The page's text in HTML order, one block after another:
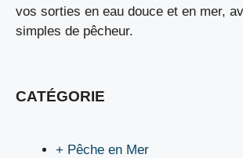
vos sorties en eau douce et en mer,
simples de pêcheur.
CATÉGORIE
+ Pêche en Mer